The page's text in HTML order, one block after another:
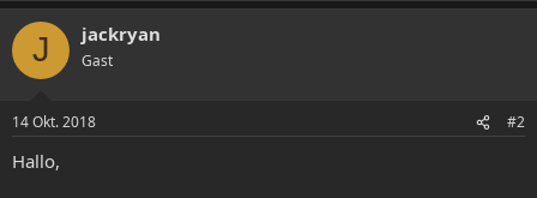
J jackryan
Gast
14 Okt. 2018 #2
Hallo,